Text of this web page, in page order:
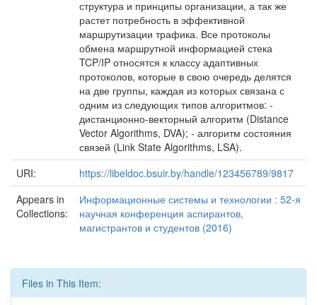
структура и принципы организации, а так же
растет потребность в эффективной
маршрутизации трафика. Все протоколы
обмена маршрутной информацией стека
TCP/IP относятся к классу адаптивных
протоколов, которые в свою очередь делятся
на две группы, каждая из которых связана с
одним из следующих типов алгоритмов: -
дистанционно-векторный алгоритм (Distance
Vector Algorithms, DVA); - алгоритм состояния
связей (Link State Algorithms, LSA).
URI:
https://libeldoc.bsuir.by/handle/123456789/9817
Appears in
Collections:
Информационные системы и технологии : 52-я
научная конференция аспирантов,
магистрантов и студентов (2016)
Files in This Item: